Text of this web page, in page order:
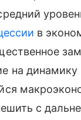
в
на
с